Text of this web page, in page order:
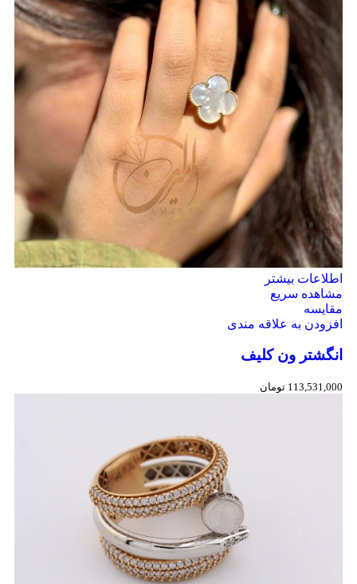
اطلاعات بیشتر
مشاهده سریع
مقایسه
افزودن به علاقه مندی
انگشتر ون کلیف
113,531,000 تومان